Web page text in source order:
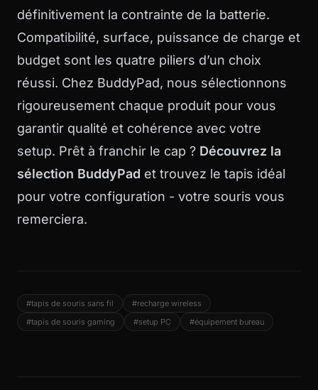
définitivement la contrainte de la batterie.
Compatibilité, surface, puissance de charge et
budget sont les quatre piliers d’un choix
réussi. Chez BuddyPad, nous sélectionnons
rigoureusement chaque produit pour vous
garantir qualité et cohérence avec votre
setup. Prêt à franchir le cap ? Découvrez la
sélection BuddyPad et trouvez le tapis idéal
pour votre configuration - votre souris vous
remerciera.
#tapis de souris sans fil
#recharge wireless
#tapis de souris gaming
#setup PC #équipement bureau